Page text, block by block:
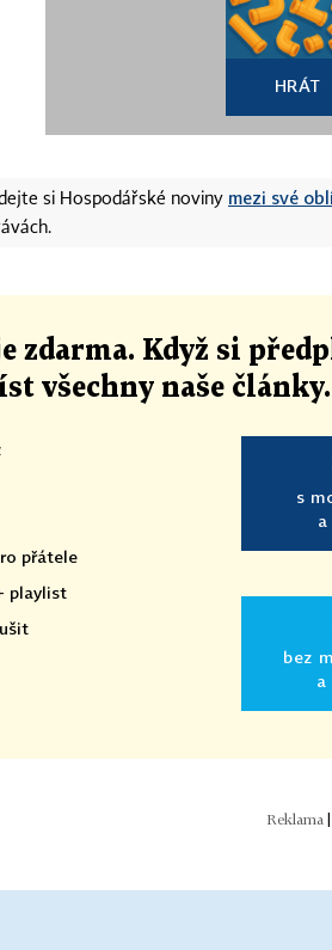
HRÁT
si Hospodářské noviny mezi své
zdarma. Když si
všechny naše články.
přátele
playlist
s
bez
a
|